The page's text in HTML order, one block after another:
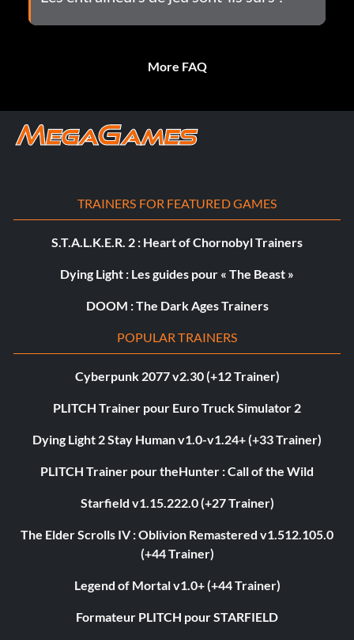
More FAQ
TRAINERS FOR FEATURED GAMES
S.T.A.L.K.E.R. 2 : Heart of Chornobyl Trainers
Dying Light : Les guides pour « The Beast »
DOOM : The Dark Ages Trainers
POPULAR TRAINERS
Cyberpunk 2077 v2.30 (+12 Trainer)
PLITCH Trainer pour Euro Truck Simulator 2
Dying Light 2 Stay Human v1.0-v1.24+ (+33 Trainer)
PLITCH Trainer pour theHunter : Call of the Wild
Starfield v1.15.222.0 (+27 Trainer)
The Elder Scrolls IV : Oblivion Remastered v1.512.105.0
(+44 Trainer)
Legend of Mortal v1.0+ (+44 Trainer)
Formateur PLITCH pour STARFIELD